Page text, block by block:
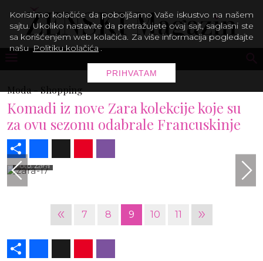
Moda -Shopping
Komadi iz nove Zara kolekcije koje su
za ovu sezonu odabrale Francuskinje
Foto: Zara
« 7 8 9 10 11 »
Koristimo kolačiće da poboljšamo Vaše iskustvo na našem
sajtu. Ukoliko nastavite da pretražujete ovaj sajt, saglasni ste
sa korišćenjem web kolačića. Za više informacija pogledajte
našu Politiku kolačića .
PRIHVATAM